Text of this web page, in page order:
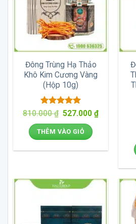
Đông Trùng Hạ Thảo
Khô Kim Cương Vàng
(Hộp 10g)
Được xếp
hạng
sao
810.000₫ Giá
là:
810.000 ₫.
527.000₫Giá
527.000 ₫.
THÊM VÀO GIỎ